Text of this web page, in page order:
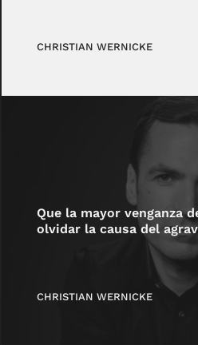
CHRISTIAN WERNICKE
Que la mayor venganza
olvidar la causa del
CHRISTIAN WERNICKE